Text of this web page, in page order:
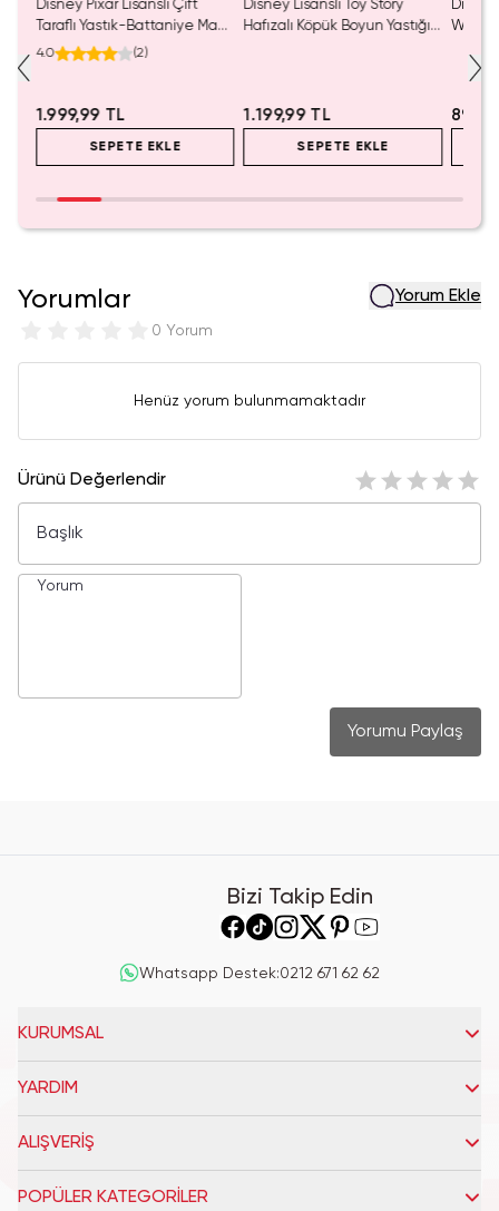
Disney Pixar Lisanslı Çift
Taraflı Yastık-Battaniye Mavi
140 x 100 Cm – 2'si 1 Arada
4.0 (2)
1.999,99 TL
SEPETE EKLE
Disney Lisanslı Toy Story
Hafızalı Köpük Boyun Yastığı
1.199,99 TL
SEPETE EKLE
Disney
Yorumlar
0 Yorum
Yorum Ekle
Henüz yorum bulunmamaktadır
Ürünü Değerlendir
Yorumu Paylaş
Bizi Takip Edin
Whatsapp Destek:0212 671 62 62
KURUMSAL
YARDIM
ALIŞVERİŞ
POPÜLER KATEGORİLER